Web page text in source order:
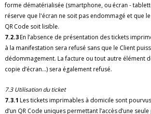
forme dématérialisée (smartphone, ou écran -
réserve que l'écran ne soit pas endommagé et que
QR Code soit lisible.
7.2.3En l’absence de présentation des tickets
à la manifestation sera refusé sans que le Client
dédommagement. La facture ou tout autre élément
copie d’écran…) sera également refusé.
7.3 Utilisation du ticket
7.3.1 Les tickets imprimables à domicile sont
d’un QR Code uniques permettant l’accès d’une